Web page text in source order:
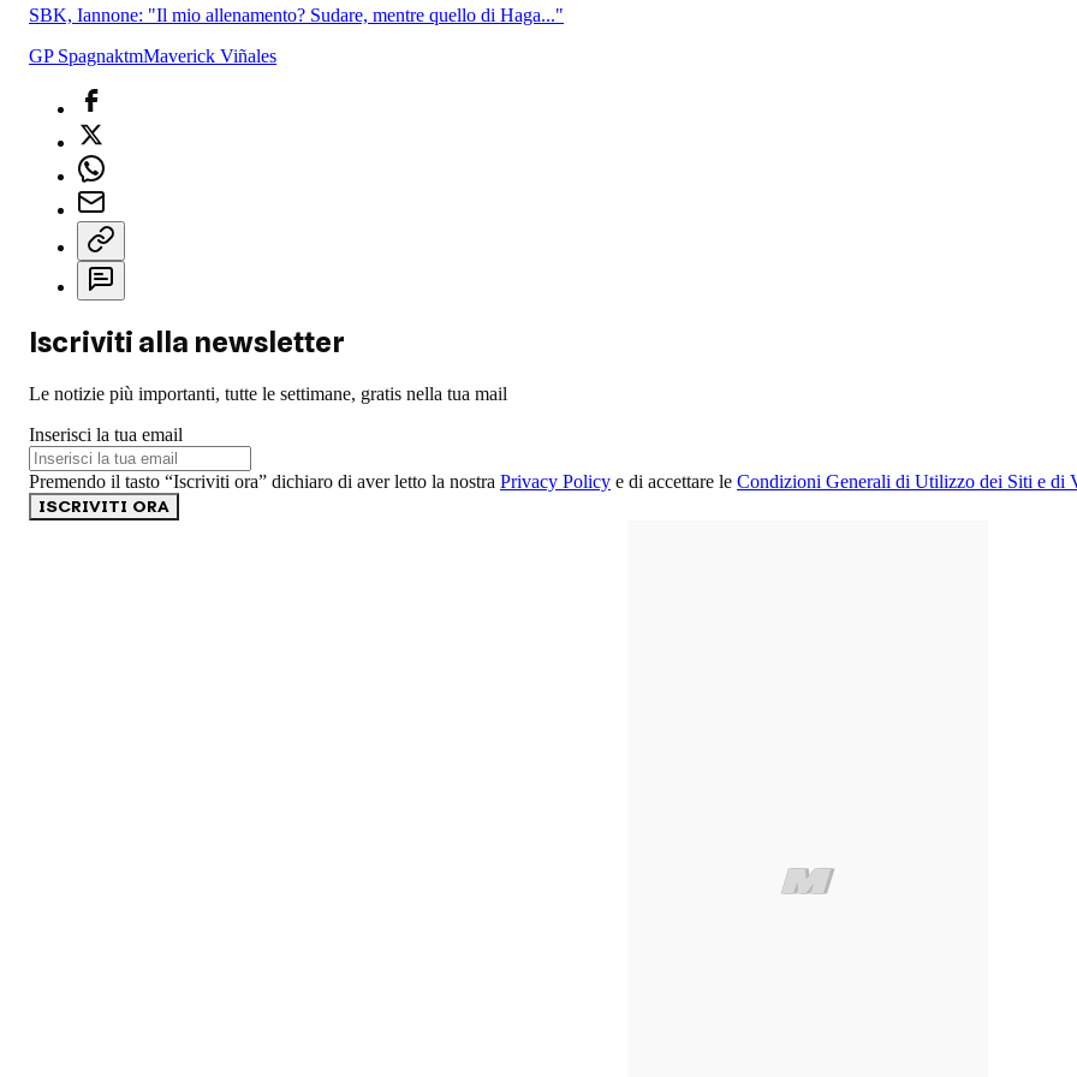
SBK, Iannone: "Il mio allenamento? Sudare, mentre quello di Haga..."
GP SpagnaktmMaverick Viñales
Iscriviti alla newsletter
Le notizie più importanti, tutte le settimane, gratis nella tua mail
Inserisci la tua email
Premendo il tasto “Iscriviti ora” dichiaro di aver letto la nostra Privacy Policy e di accettare le Condizioni Generali di Utilizzo dei Siti e di
ISCRIVITI ORA